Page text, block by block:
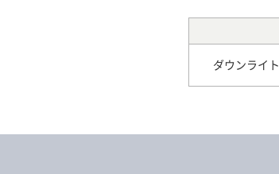
ダウンライト